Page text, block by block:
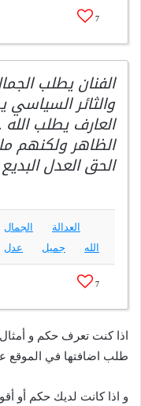
7
الفنان يطلب
والثائر
العارف يطلب
الظاهر ولكنهم
الحق العدل
العدالة الجمال
الله
جميل عدل
7
اذا كنت تعرف حكم و
طلب اضافتها في الموقع
و اذا كانت لديك حكم أو